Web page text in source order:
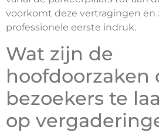
voorkomt deze vertragingen en
professionele eerste indruk.
Wat zijn de
hoofdoorzaken
bezoekers te
op